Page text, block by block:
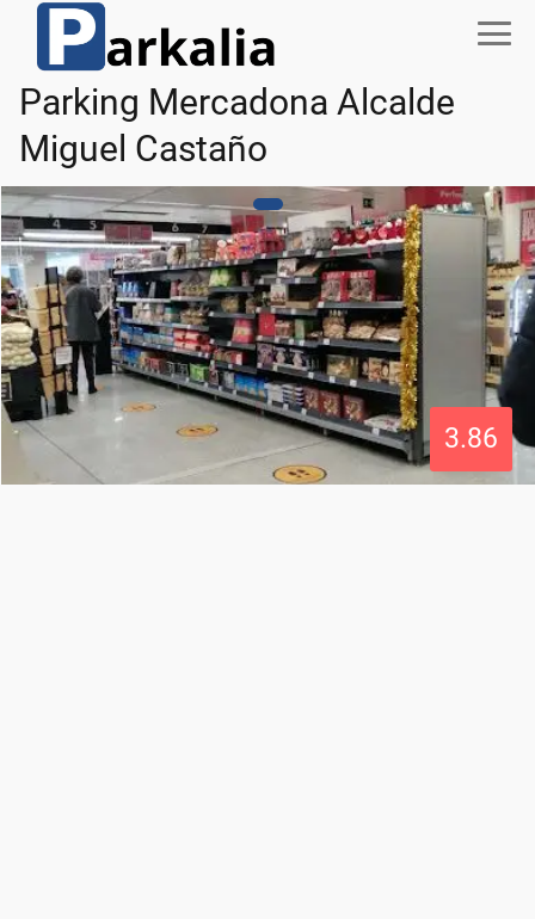
Parking Mercadona Alcalde
Miguel Castaño
3.86